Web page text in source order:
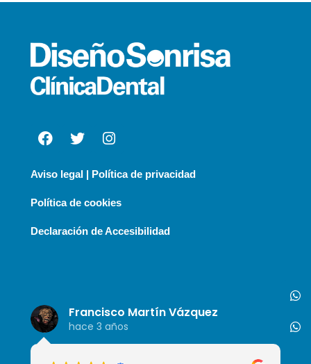
Francisco Martín Vázquez
hace 3 años
Aviso legal | Política de privacidad
Política de cookies
Declaración de Accesibilidad